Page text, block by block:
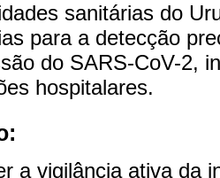
sanitárias do
para a detecção
do SARS-CoV-2,
hospitalares.
a vigilância ativa da